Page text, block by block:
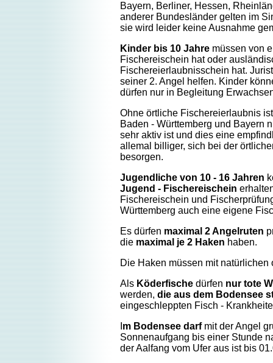
Bayern, Berliner, Hessen,
anderer Bundesländer gelten im
sie wird leider keine Ausnahme
Kinder bis 10 Jahre müssen von
Fischereischein hat oder
Fischereierlaubnisschein hat.
seiner 2. Angel helfen. Kinder
dürfen nur in Begleitung
Ohne örtliche Fischereierlaubnis
Baden - Württemberg und Bayern
sehr aktiv ist und dies eine
allemal billiger, sich bei der
besorgen.
Jugendliche von 10 - 16 Jahren
Jugend - Fischereischein
Fischereischein und
Württemberg auch eine eigene
Es dürfen maximal 2 Angelruten
die maximal je 2 Haken haben.
Die Haken müssen mit
Als Köderfische dürfen nur tote
werden, die aus dem Bodensee
eingeschleppten Fisch -
m Bodensee darf mit der Angel
Sonnenaufgang bis einer Stunde
der Aalfang vom Ufer aus ist bis